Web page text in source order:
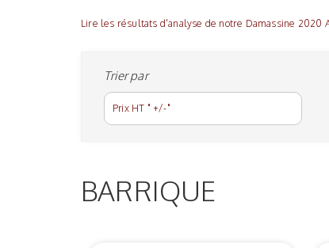
Lire les résultats d'analyse de notre Damassine 2020
Trier par
Prix HT " +/-"
BARRIQUE